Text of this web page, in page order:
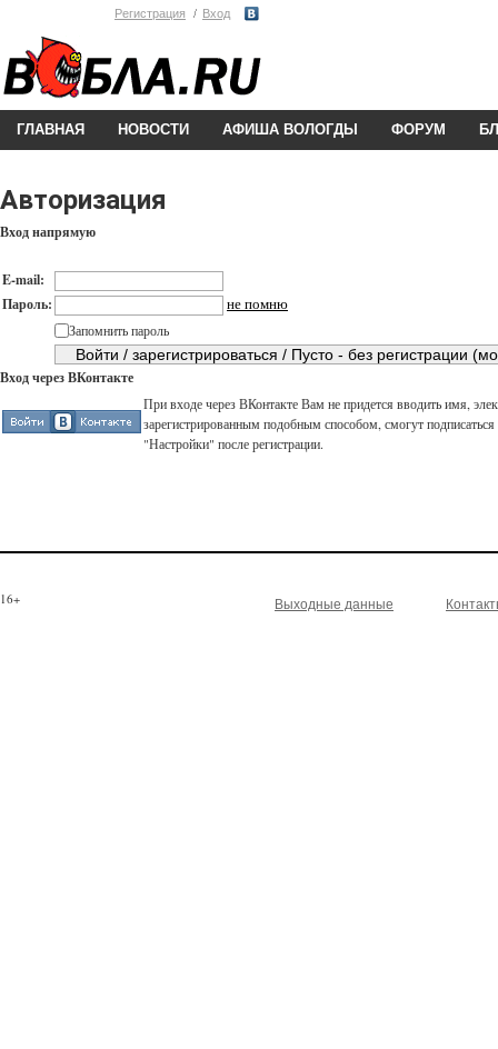
Регистрация Вход
ГЛАВНАЯ НОВОСТИ АФИША ВОЛОГДЫ ФОРУМ
Авторизация
Вход напрямую
E-mail:
Пароль:
не помню
Запомнить пароль
Вход через ВКонтакте
При входе через ВКонтакте Вам не придется вводить имя,
зарегистрированным подобным способом, смогут
"Настройки" после регистрации.
16+ Выходные данные